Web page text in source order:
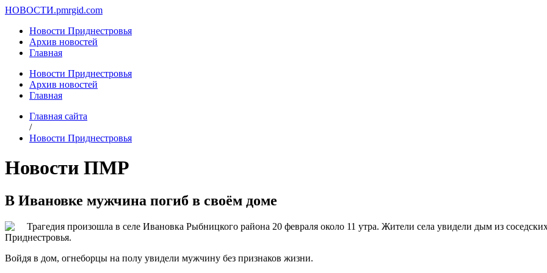
НОВОСТИ.pmrgid.com
Новости Приднестровья
Архив новостей
Главная
Новости Приднестровья
Архив новостей
Главная
Главная сайта
/
Новости Приднестровья
Новости ПМР
В Ивановке мужчина погиб в своём доме
Трагедия произошла в селе Ивановка Рыбницкого района 20 февраля около 11 утра. Жители села увидели дым из
Приднестровья.
Войдя в дом, огнеборцы на полу увидели мужчину без признаков жизни.